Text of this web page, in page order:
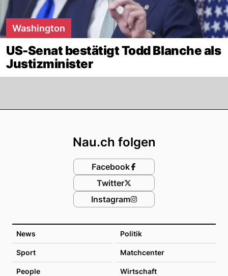
Washington
US-Senat bestätigt Todd Blanche als
Justizminister
News Politik
Sport Matchcenter
People Wirtschaft
Nau.ch folgen
Facebook
Twitter
Instagram